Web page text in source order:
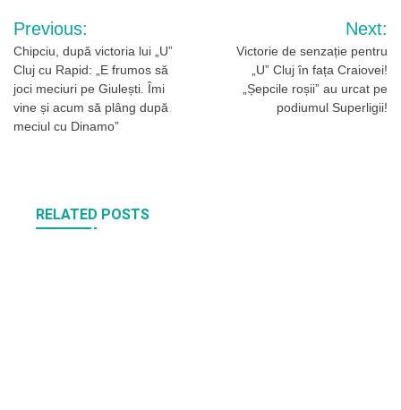
Navigare
în
articole
Previous:
Chipciu, după victoria lui „U”
Cluj cu Rapid: „E frumos să
joci meciuri pe Giulești. Îmi
vine și acum să plâng după
meciul cu Dinamo”
Next:
Victorie de senzație pentru
„U” Cluj în fața Craiovei!
„Șepcile roșii” au urcat pe
podiumul Superligii!
RELATED POSTS